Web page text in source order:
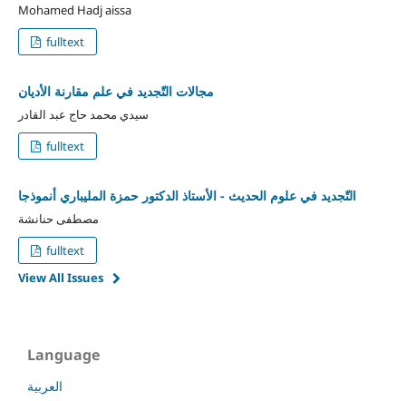
Mohamed Hadj aissa
fulltext
مجالات التّجديد في علم مقارنة الأديان
سيدي محمد حاج عبد القادر
fulltext
التّجديد في علوم الحديث - الأستاذ الدكتور حمزة المليباري أنموذجا
مصطفى حنانشة
fulltext
View All Issues
Language
العربية